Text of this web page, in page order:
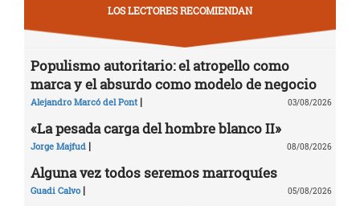
LOS LECTORES RECOMIENDAN
Populismo autoritario: el atropello como
marca y el absurdo como modelo de negocio
Alejandro Marcó del Pont | 03/08/2026
«La pesada carga del hombre blanco II»
Jorge Majfud | 08/08/2026
Alguna vez todos seremos marroquíes
Guadi Calvo | 05/08/2026